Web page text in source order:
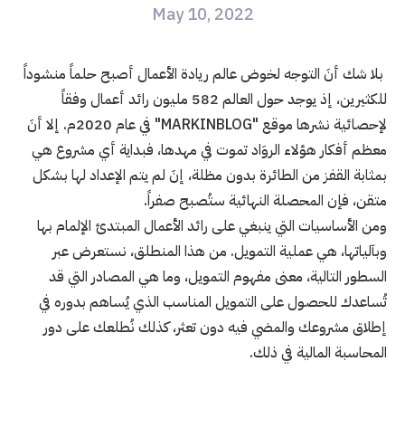
May 10, 2022
بلا شك أنَ التوجه لخوض عالم ريادة الأعمال أصبح حلماً منشوداً
للكثيرين، إذ يوجد حول العالم 582 مليون رائد أعمال وفقاً
لإحصائية نشرها موقع "MARKINBLOG" في عام 2020م. إلا أنَ
معظم أفكار هؤلاء الروَاد تموت في مهدها، فبداية أي مشروع هي
بمثابة القفز من الطائرة بدون مظلة، إنَ لم يتم الإعداد لها بشكل
متقن، فإن المحصلة النهائية ستُصبح صفراً.
ومن الأساسيات التي ينبغي على رائد الأعمال المبتدئ الإلمام بها
وبآلياتها، هي عملية التمويل. من هذا المنطلق، نستعرض عبر
السطور التالية، معنى مفهوم التمويل، وما هي المصادر التي قد
تُساعدك للحصول على التمويل المناسب الذي يُساهم بدوره في
إطلاق مشروعك والمضي فيه دون تعثر، كذلك نُطلعك على دور
المحاسبة المالية في ذلك.